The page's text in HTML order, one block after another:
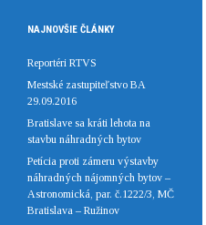
NAJNOVŠIE ČLÁNKY
Reportéri RTVS
Mestské zastupiteľstvo BA
29.09.2016
Bratislave sa kráti lehota na
stavbu náhradných bytov
Petícia proti zámeru výstavby
náhradných nájomných bytov –
Astronomická, par. č.1222/3, MČ
Bratislava – Ružinov